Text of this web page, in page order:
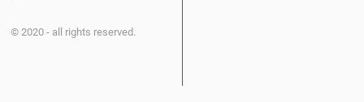
© 2020 - all rights reserved.